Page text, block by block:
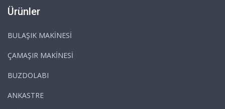
Ürünler
BULAŞIK MAKİNESİ
ÇAMAŞIR MAKİNESİ
BUZDOLABI
ANKASTRE